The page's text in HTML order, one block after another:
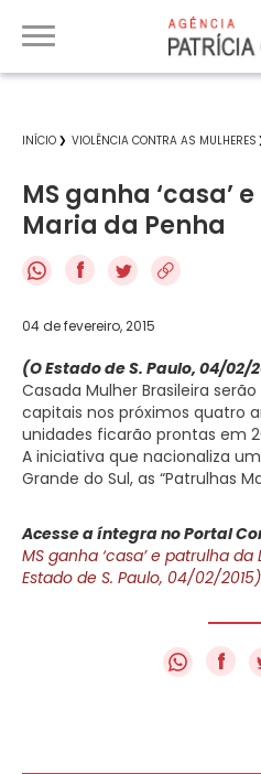
INÍCIO VIOLÊNCIA CONTRA AS MULHERES
MS ganha ‘casa’
Maria da Penha
f
04 de fevereiro, 2015
(O Estado de S. Paulo, 04/02/
Casada Mulher Brasileira
capitais nos próximos quatro
unidades ficarão prontas em
A iniciativa que nacionaliza
Grande do Sul, as “Patrulhas
Acesse a íntegra no Portal
MS ganha ‘casa’ e patrulha
Estado de S. Paulo, 04/02/2015)
f